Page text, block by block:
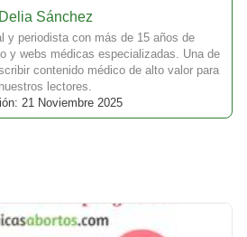
Delia Sánchez
y periodista con más de 15 años de
y webs médicas especializadas. Una de
contenido médico de alto valor para
nuestros lectores.
21 Noviembre 2025